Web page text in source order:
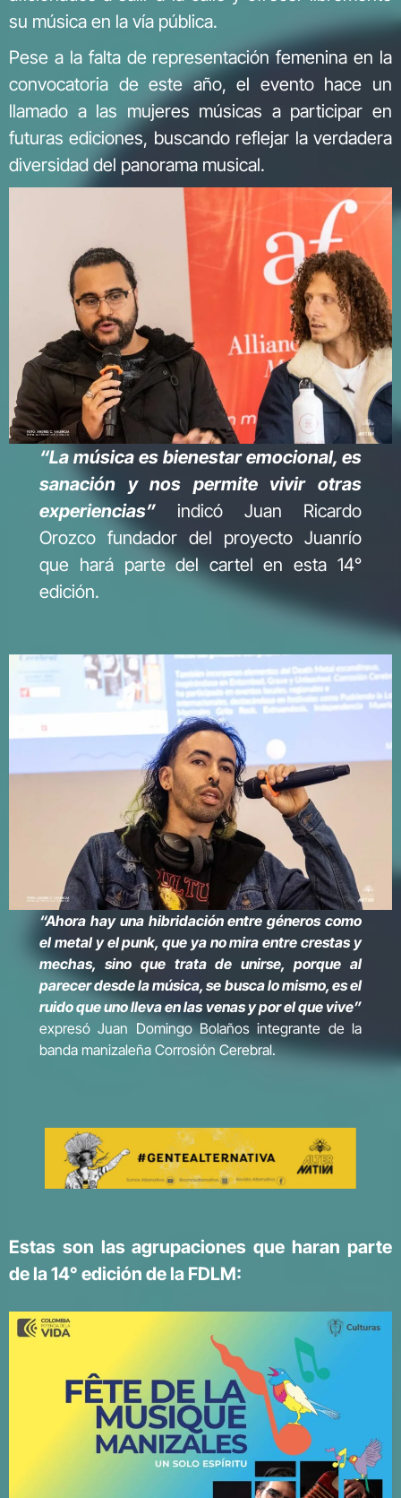
su música en la vía pública.
Pese a la falta de representación femenina en la
convocatoria de este año, el evento hace un
llamado a las mujeres músicas a participar en
futuras ediciones, buscando reflejar la verdadera
diversidad del panorama musical.
“La música es bienestar emocional, es
sanación y nos permite vivir otras
experiencias” indicó Juan Ricardo
Orozco fundador del proyecto Juanrío
que hará parte del cartel en esta 14°
edición.
“Ahora hay una hibridación entre géneros como
el metal y el punk, que ya no mira entre crestas y
mechas, sino que trata de unirse, porque al
parecer desde la música, se busca lo mismo, es el
ruido que uno lleva en las venas y por el que vive”
expresó Juan Domingo Bolaños integrante de la
banda manizaleña Corrosión Cerebral.
Estas son las agrupaciones que haran parte
de la 14° edición de la FDLM: